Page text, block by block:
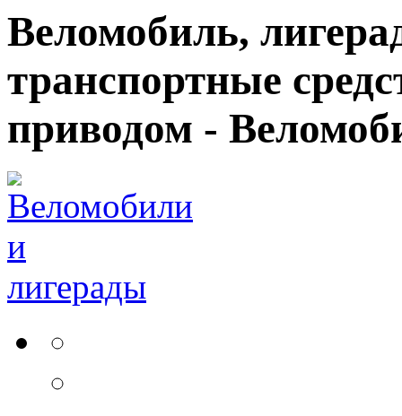
Веломобиль,
транспортные
приводом -